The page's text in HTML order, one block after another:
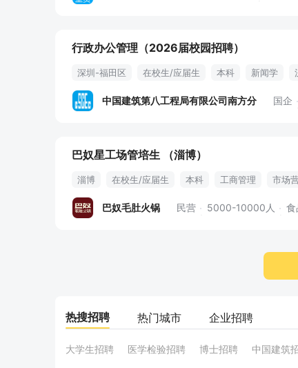
行政办公管理（2026届校园招聘）
深圳-福田区 在校生/应届生 本科 新闻学
会议筹备
中国建筑第八工程局有限公司南方分 国企
巴奴星工场管培生 （淄博）
淄博 在校生/应届生 本科 工商管理 市场
五险一金
巴奴毛肚火锅 民营 5000-10000人 食
热搜招聘 热门城市 企业招聘
大学生招聘 医学检验招聘 博士招聘 中国建筑